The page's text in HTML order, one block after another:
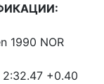
1990 NOR
2:32.47 +0.40